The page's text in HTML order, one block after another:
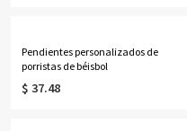
Pendientes personalizados de
porristas de béisbol
$ 37.48